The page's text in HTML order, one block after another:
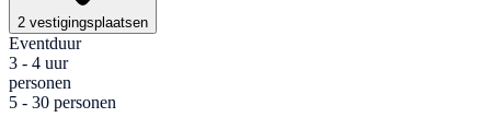
2 vestigingsplaatsen
Eventduur
3 - 4 uur
personen
5 - 30 personen